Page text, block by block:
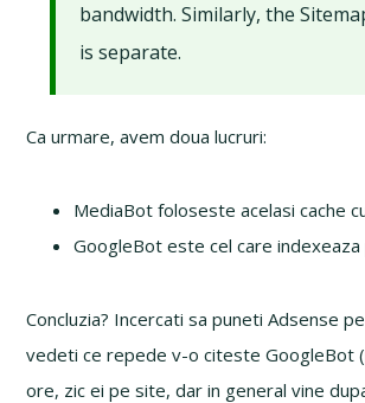
bandwidth. Similarly, the
is separate.
Ca urmare, avem doua lucruri:
MediaBot foloseste acelasi cache
GoogleBot este cel care indexeaza
Concluzia? Incercati sa puneti Adsense
vedeti ce repede v-o citeste GoogleBot
ore, zic ei pe site, dar in general vine